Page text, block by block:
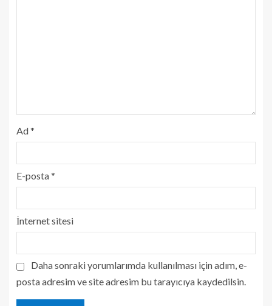
Ad*
E-posta*
İnternet sitesi
Daha sonraki yorumlarımda kullanılması için adım, e-
posta adresim ve site adresim bu tarayıcıya kaydedilsin.